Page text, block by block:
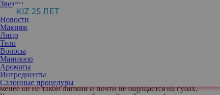
Звезды
KIZ 25 ЛЕТ
Новости
Макияж
Лицо
Тело
Волосы
Маникюр
Ароматы
Ингредиенты
Салонные процедуры
Тинты — это одна из самых последних тенденций в макияже,
несмотря на то, что появились они несколько лет назад. Однако
сегодня тинты значительно расширили как свою палитру, так и
возможности. Если раньше это был продукт для создания
модного эффекта «зацелованных губ», то теперь тинтом можно
вполне четко подкрасить губы, создать имитацию тату, придать
блеск, сделать матовый эффект, причем даже на щеках и бровях.
Средство для губ обычно обозначается lip tint или lip stain.
Преимущества тинта
Текстура тинта похожа на блеск или жидкую помаду, но тем не
менее он не такой липкий и почти не ощущается на губах.